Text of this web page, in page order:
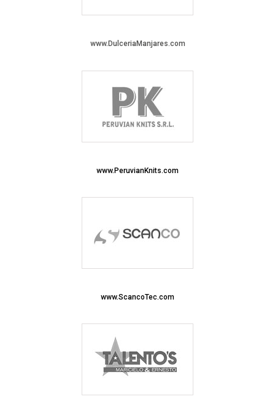
www.DulceriaManjares.com
www.PeruvianKnits.com
www.ScancoTec.com